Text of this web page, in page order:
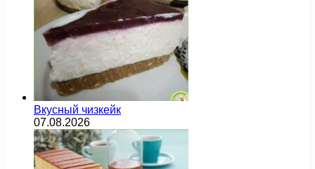
Вкусный чизкейк
07.08.2026